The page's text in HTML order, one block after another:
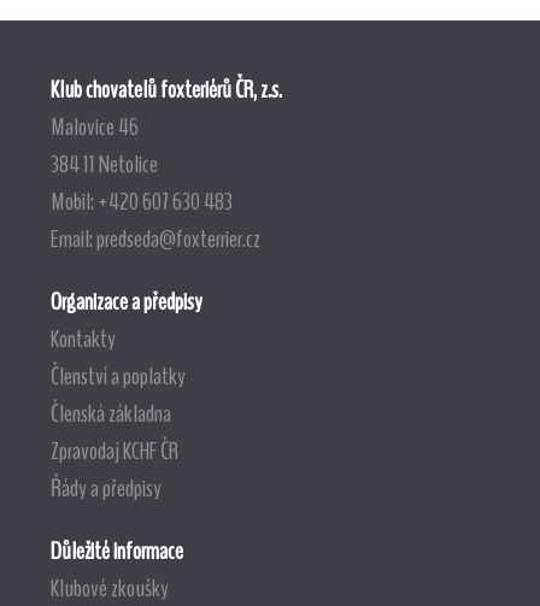
Klub chovatelů foxteriérů ČR, z.s.
Malovice 46
384 11 Netolice
Mobil: +420 607 630 483
Email:predseda@foxterrier.cz
Organizace a předpisy
Kontakty
Členství a poplatky
Členská základna
Zpravodaj KCHF ČR
Řády a předpisy
Důležité informace
Klubové zkoušky